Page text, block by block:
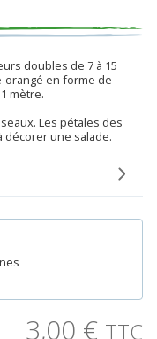
doubles de 7 à 15
orangé en forme de
mètre.
Les pétales des
une salade.
3,00 € TTC